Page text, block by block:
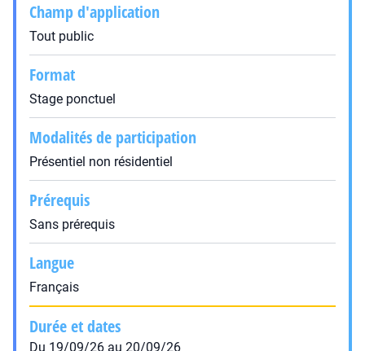
Champ d'application
Tout public
Format
Stage ponctuel
Modalités de participation
Présentiel non résidentiel
Prérequis
Sans prérequis
Langue
Français
Durée et dates
Du 19/09/26 au 20/09/26